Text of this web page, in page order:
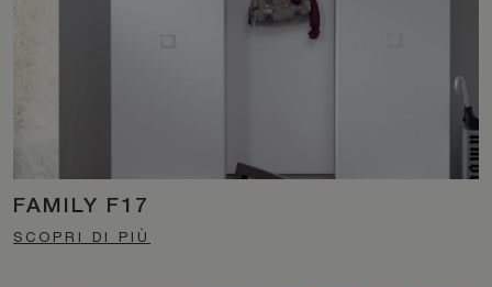
FAMILY F17
SCOPRI DI PIÙ